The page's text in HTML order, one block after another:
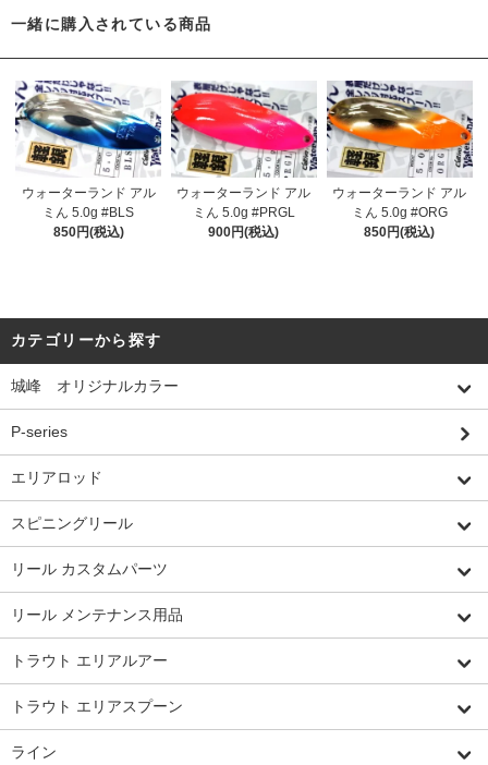
一緒に購入されている商品
ウォーターランド アル
ミん 5.0g #BLS
850円(税込)
ウォーターランド アル
ミん 5.0g #PRGL
900円(税込)
ウォーターランド アル
ミん 5.0g #ORG
850円(税込)
カテゴリーから探す
城峰 オリジナルカラー
P-series
エリアロッド
スピニングリール
リール カスタムパーツ
リール メンテナンス用品
トラウト エリアルアー
トラウト エリアスプーン
ライン